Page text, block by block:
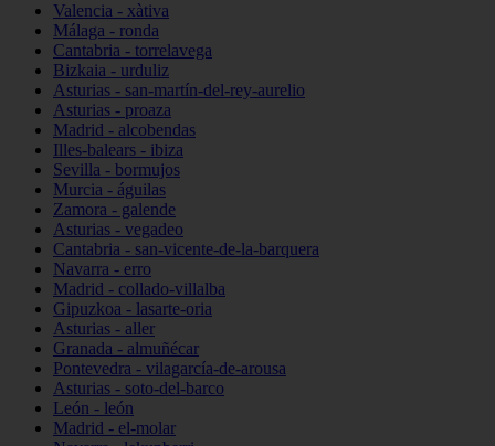
Valencia - xàtiva
Málaga - ronda
Cantabria - torrelavega
Bizkaia - urduliz
Asturias - san-martín-del-rey-aurelio
Asturias - proaza
Madrid - alcobendas
Illes-balears - ibiza
Sevilla - bormujos
Murcia - águilas
Zamora - galende
Asturias - vegadeo
Cantabria - san-vicente-de-la-barquera
Navarra - erro
Madrid - collado-villalba
Gipuzkoa - lasarte-oria
Asturias - aller
Granada - almuñécar
Pontevedra - vilagarcía-de-arousa
Asturias - soto-del-barco
León - león
Madrid - el-molar